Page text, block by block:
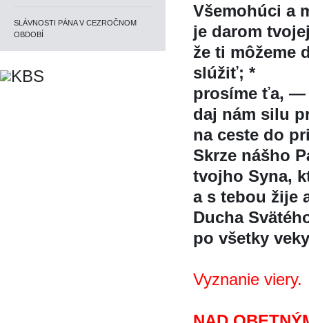
SLÁVNOSTI PÁNA V CEZROČNOM
OBDOBÍ
Všemohúci a
je darom
že ti môžeme
slúžiť; *
prosíme ťa, —
daj nám silu
na ceste do
Skrze nášho
tvojho Syna,
a s tebou žije
Ducha
po všetky
Vyznanie viery.